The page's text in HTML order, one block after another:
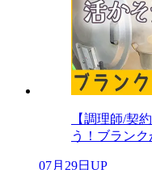
【調理師/契
う！ブラン
07月29日UP